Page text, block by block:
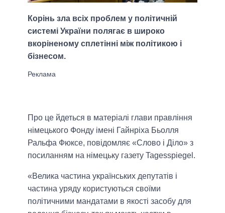
Корінь зла всіх проблем у політичній
системі України полягає в широко
вкоріненому сплетінні між політикою і
бізнесом.
Про це йдеться в матеріалі глави правління
німецького Фонду імені Гайнріха Бьолля
Ральфа Фюксе, повідомляє «Слово і Діло» з
посиланням на німецьку газету Tagesspiegel.
«Велика частина українських депутатів і
частина уряду користуються своїми
політичними мандатами в якості засобу для